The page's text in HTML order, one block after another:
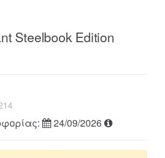
Steelbook Edition
24/09/2026